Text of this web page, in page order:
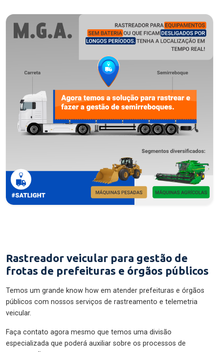
Rastreador veicular para gestão de
frotas de prefeituras e órgãos públicos
Temos um grande know how em atender prefeituras e órgãos
públicos com nossos serviços de rastreamento e telemetria
veicular.
Faça contato agora mesmo que temos uma divisão
especializada que poderá auxiliar sobre os processos de